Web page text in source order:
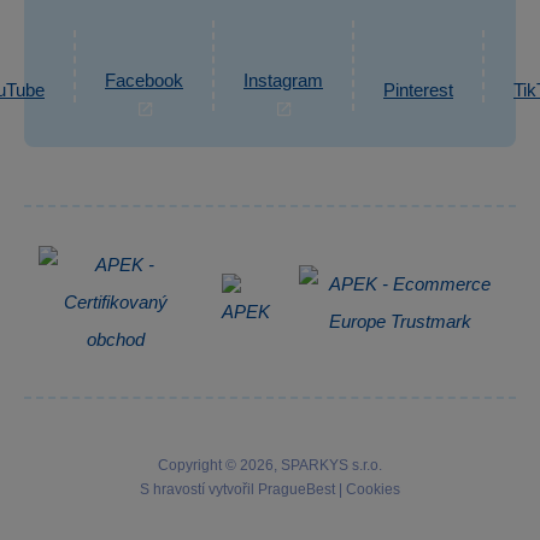
Informace o zpracování osobních údajů
Napsat zprávu
Facebook Instagram Pinterest
Copyright © 2026, SPARKYS s.r.o.
S hravostí vytvořil
PragueBest Cookies